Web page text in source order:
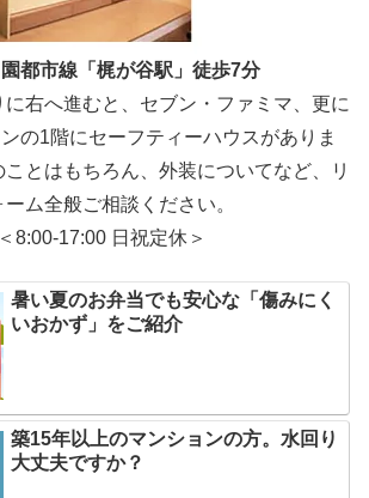
都市線「梶が谷駅」徒歩7分
右へ進むと、セブン・ファミマ、更に
の1階にセーフティーハウスがありま
とはもちろん、外装についてなど、リ
ーム全般ご相談ください。
＜8:00-17:00 日祝定休＞
暑い夏のお弁当でも安心な「傷みにく
いおかず」をご紹介
築15年以上のマンションの方。水回り
大丈夫ですか？